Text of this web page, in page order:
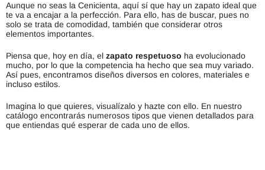
Aunque no seas la Cenicienta, aquí sí que hay un zapato ideal que
te va a encajar a la perfección. Para ello, has de buscar, pues no
solo se trata de comodidad, también que considerar otros
elementos importantes.
Piensa que, hoy en día, el zapato respetuoso ha evolucionado
mucho, por lo que la competencia ha hecho que sea muy variado.
Así pues, encontramos diseños diversos en colores, materiales e
incluso estilos.
Imagina lo que quieres, visualízalo y hazte con ello. En nuestro
catálogo encontrarás numerosos tipos que vienen detallados para
que entiendas qué esperar de cada uno de ellos.